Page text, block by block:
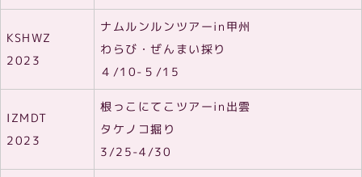
KSHWZ
2023
ナムルンルンツアーin甲州
わらび・ぜんまい採り
４/10-５/15
IZMDT
2023
根っこにてこツアーin出雲
タケノコ掘り
3/25-4/30